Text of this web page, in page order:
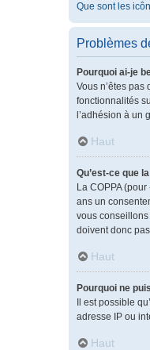
Que sont les
Problèmes
Pourquoi ai-je
Vous n’êtes
fonctionnalités
l’adhésion à un
Haut
Qu’est-ce que
La COPPA
ans un
vous
doivent donc
Haut
Pourquoi ne
Il est possible
adresse IP ou
Haut